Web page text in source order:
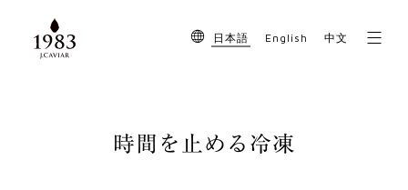
English
日本語 中文
時間を止める冷凍